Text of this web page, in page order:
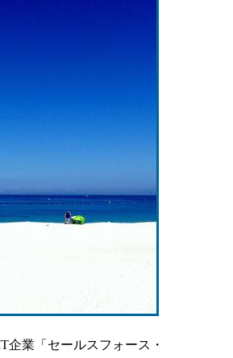
業「セールスフォース・